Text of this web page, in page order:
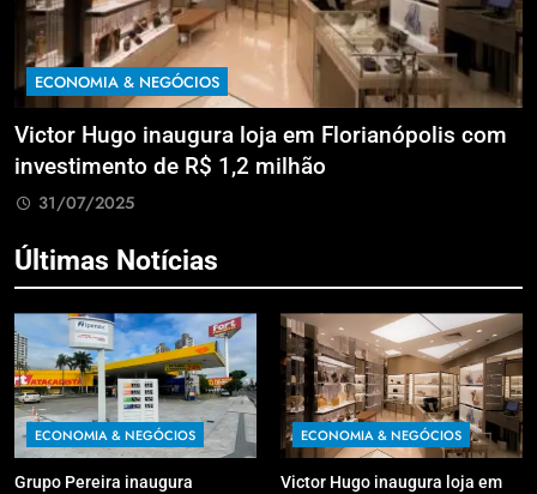
ECONOMIA & NEGÓCIOS
Victor Hugo inaugura loja em Florianópolis com
investimento de R$ 1,2 milhão
31/07/2025
Últimas Notícias
ECONOMIA & NEGÓCIOS
Grupo Pereira inaugura
ECONOMIA & NEGÓCIOS
Victor Hugo inaugura loja em